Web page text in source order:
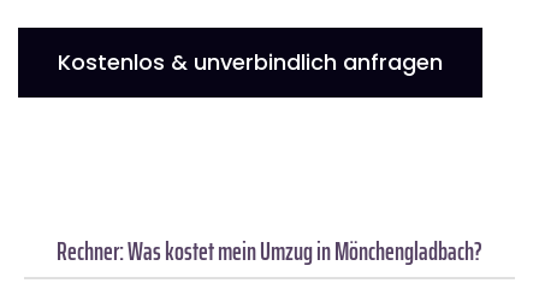
Kostenlos & unverbindlich anfragen
Rechner: Was kostet mein Umzug in Mönchengladbach?